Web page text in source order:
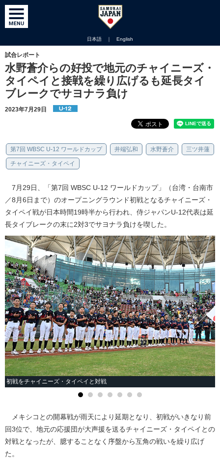
日本語 ｜ English
試合レポート
水野蒼介らの好投で地元のチャイニーズ・
タイペイと接戦を繰り広げるも延長タイ
ブレークでサヨナラ負け
2023年7月29日
第7回 WBSC U-12 ワールドカップ 井端弘和 水野蒼介 三ツ井蓮
チャイニーズ・タイペイ
7月29日、「第7回 WBSC U-12 ワールドカップ」（台湾・台南市
／8月6日まで）のオープニングラウンド初戦となるチャイニーズ・
タイペイ戦が日本時間19時半から行われ、侍ジャパンU-12代表は延
長タイブレークの末に2対3でサヨナラ負けを喫した。
初戦をチャイニーズ・タイペイと対戦
メキシコとの開幕戦が雨天により延期となり、初戦がいきなり前
回3位で、地元の応援団が大声援を送るチャイニーズ・タイペイとの
対戦となったが、臆することなく序盤から互角の戦いを繰り広げ
た。